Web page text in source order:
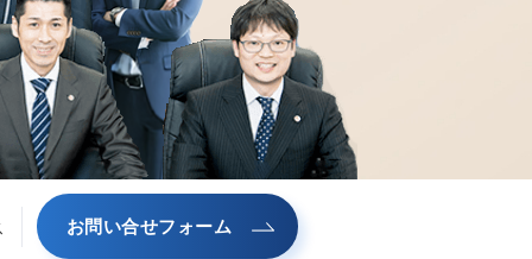
お問い合せフォーム